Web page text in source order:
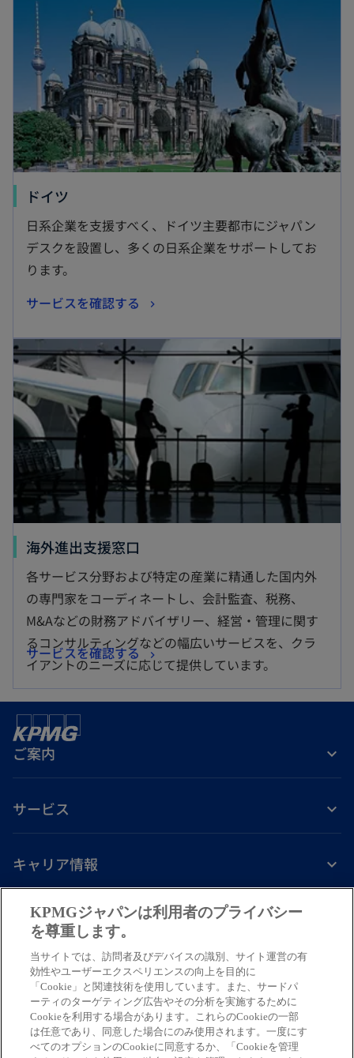
ドイツ
し
い
で
く
日系企業を支援すべく、ドイツ主要都市にジャパン
デスクを設置し、多くの日系企業をサポートしてお
ります。
サービスを確認する
い
開
く
海外進出支援窓口
し
い
タ
ブ
で
く
各サービス分野および特定の産業に精通した国内外
の専門家をコーディネートし、会計監査、税務、
M&Aなどの財務アドバイザリー、経営・管理に関す
るコンサルティングなどの幅広いサービスを、クラ
イアントのニーズに応じて提供しています。
サービスを確認する
新
し
新しいタブで開く
ご案内
サービス
キャリア情報
し
い
タ
ブ
で
開
く
新
し
タ
ブ
で
開
く
し
タ
ブ
で
開
く
し
タ
ブ
で
開
く
し
タ
ブ
で
開
く
免責事項プライバシーポリシー
© 2026 KPMG AZSA LLC, a limited liability audit corporation
incorporated under the Japanese Certified Public Accountants Law and
a member firm of the KPMG global organization of independent member
firms affiliated with KPMG International Limited, a private English
company limited by guarantee. All rights reserved. © 2026 KPMG Tax
KPMGジャパンは利用者のプライバシー
を尊重します。
当サイトでは、訪問者及びデバイスの識別、サイト運営の有
効性やユーザーエクスペリエンスの向上を目的に
「Cookie」と関連技術を使用しています。また、サードパ
ーティのターゲティング広告やその分析を実施するために
Cookieを利用する場合があります。これらのCookieの一部
は任意であり、同意した場合にのみ使用されます。一度にす
べてのオプションのCookieに同意するか、「Cookieを管理